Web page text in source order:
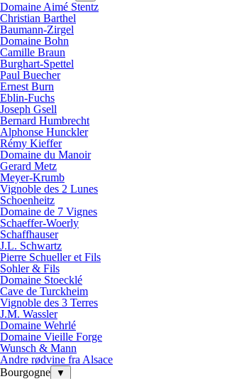
Domaine Aimé Stentz
Christian Barthel
Baumann-Zirgel
Domaine Bohn
Camille Braun
Burghart-Spettel
Paul Buecher
Ernest Burn
Eblin-Fuchs
Joseph Gsell
Bernard Humbrecht
Alphonse Hunckler
Rémy Kieffer
Domaine du Manoir
Gerard Metz
Meyer-Krumb
Vignoble des 2 Lunes
Schoenheitz
Domaine de 7 Vignes
Schaeffer-Woerly
Schaffhauser
J.L. Schwartz
Pierre Schueller et Fils
Sohler & Fils
Domaine Stoecklé
Cave de Turckheim
Vignoble des 3 Terres
J.M. Wassler
Domaine Wehrlé
Domaine Vieille Forge
Wunsch & Mann
Andre rødvine fra Alsace
Bourgogne
▼